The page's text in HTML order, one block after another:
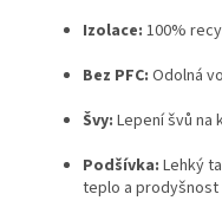
Izolace: 100%
Bez PFC: Odolná
Švy: Lepení švů na
Podšívka: Lehký
teplo a prodyšnost